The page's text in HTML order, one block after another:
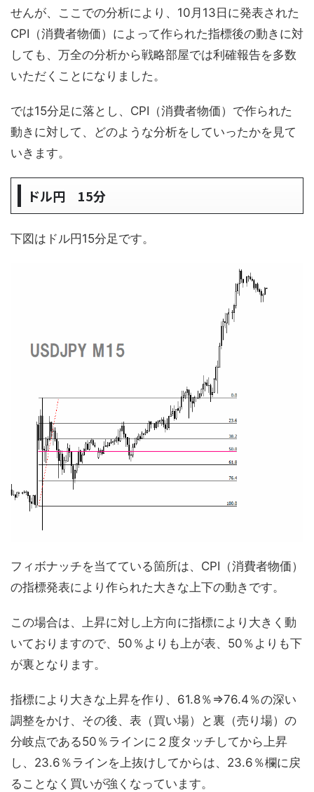
せんが、ここでの分析により、10月13日に発表された
CPI（消費者物価）によって作られた指標後の動きに対
しても、万全の分析から戦略部屋では利確報告を多数
いただくことになりました。
では15分足に落とし、CPI（消費者物価）で作られた
動きに対して、どのような分析をしていったかを見て
いきます。
ドル円 15分
下図はドル円15分足です。
フィボナッチを当てている箇所は、CPI（消費者物価）
の指標発表により作られた大きな上下の動きです。
この場合は、上昇に対し上方向に指標により大きく動
いておりますので、50％よりも上が表、50％よりも下
が裏となります。
指標により大きな上昇を作り、61.8％⇒76.4％の深い
調整をかけ、その後、表（買い場）と裏（売り場）の
分岐点である50％ラインに２度タッチしてから上昇
し、23.6％ラインを上抜けしてからは、23.6％欄に戻
ることなく買いが強くなっています。